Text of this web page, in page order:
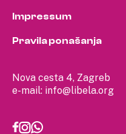
Nova cesta 4, Zagreb
e-mail: info@libela.org
Impressum
Pravila ponašanja